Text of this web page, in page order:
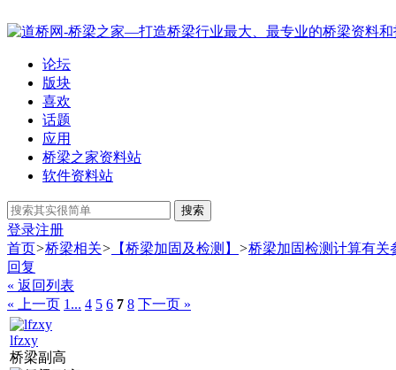
论坛
版块
喜欢
话题
应用
桥梁之家资料站
软件资料站
搜索
登录注册
首页>桥梁相关> 【桥梁加固及检测】 >桥梁加固检测计算有关
回复
« 返回列表
« 上一页 1... 4 5 6 7 8 下一页 »
lfzxy
桥梁副高